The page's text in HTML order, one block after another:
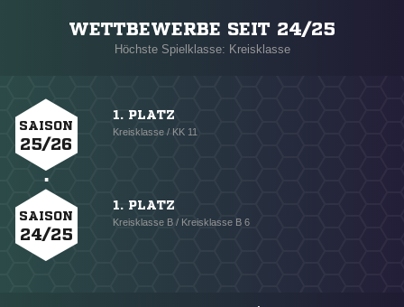
WETTBEWERBE SEIT 24/25
Höchste Spielklasse: Kreisklasse
SAISON
25/26
1. PLATZ
Kreisklasse / KK 11
SAISON
24/25
1. PLATZ
Kreisklasse B / Kreisklasse B 6